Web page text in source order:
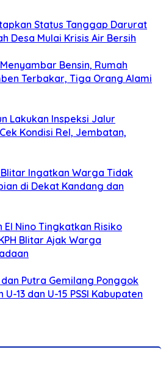
Status Tanggap Darurat
Desa Mulai Krisis Air Bersih
Bensin, Rumah
Terbakar, Tiga Orang Alami
Lakukan Inspeksi Jalur
Kondisi Rel, Jembatan,
Ingatkan Warga Tidak
di Dekat Kandang dan
El Nino Tingkatkan Risiko
Blitar Ajak Warga
Putra Gemilang Ponggok
13 dan U-15 PSSI Kabupaten